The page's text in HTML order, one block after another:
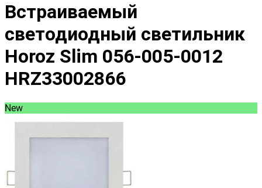
Встраиваемый
светодиодный светильник
Horoz Slim 056-005-0012
HRZ33002866
New